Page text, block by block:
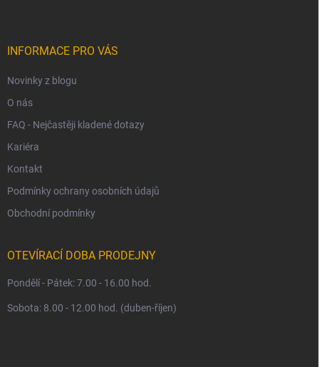
INFORMACE PRO VÁS
Novinky z blogu
O nás
FAQ - Nejčastěji kladené dotazy
Kariéra
Kontakt
Podmínky ochrany osobních údajů
Obchodní podmínky
OTEVÍRACÍ DOBA PRODEJNY
Pondělí - Pátek: 7.00 - 16.00 hod.
Sobota: 8.00 - 12.00 hod. (duben-říjen)